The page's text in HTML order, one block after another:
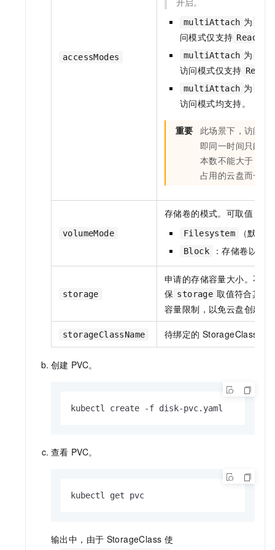
accessModes
multiAttach 为
问模式仅支持
multiAttach 为
访问模式仅支持
multiAttach 为
访问模式均支持。
重要
此场景下，访问模
即同一时间只能被
本数不能大于
占用的云盘而一直
volumeMode
存储卷的模式。可取值：
Filesystem （默认
Block ：存储卷以未
storage
申请的存储容量大小。不同
保 storage 取值符合其引
容量限制，以免云盘创建失
storageClassName 待绑定的 StorageClass。
创建 PVC。
kubectl create -f disk-pvc.yaml
查看 PVC。
kubectl get pvc
输出中，由于 StorageClass 使